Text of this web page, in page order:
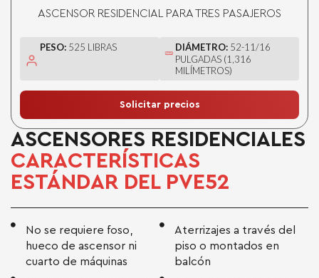
ASCENSOR RESIDENCIAL PARA TRES PASAJEROS
PESO: 525 LIBRAS DIÁMETRO:52-11/16
PULGADAS (1,316
MILÍMETROS)
Solicitar precios
ASCENSORES RESIDENCIALES
CARACTERÍSTICAS
ESTÁNDAR DEL PVE52
No se requiere foso,
hueco de ascensor ni
cuarto de máquinas
Aterrizajes a través del
piso o montados en
balcón